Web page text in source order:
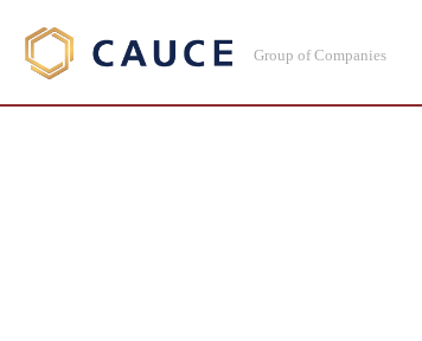
Group of Companies